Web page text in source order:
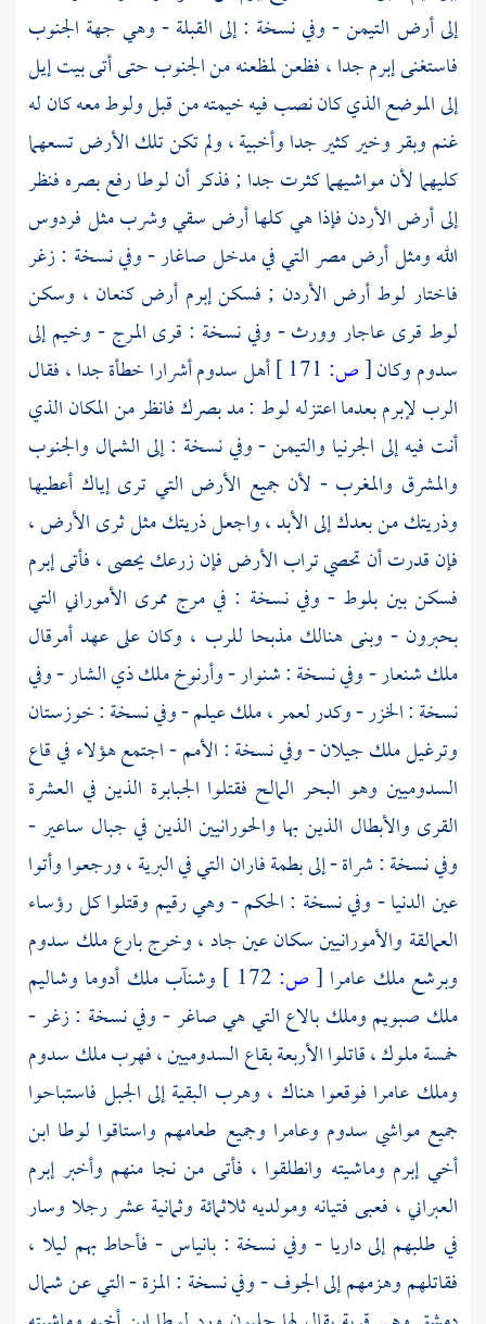
إلى أرض التيمن - وفي نسخة : إلى القبلة - وهي جهة الجنوب
فاستغنىإبرمجدا ، فظعن لمظعنه من الجنوب حتى أتى بيت إيل
إلى الموضع الذي كان نصب فيه خيمته من قبلولوطمعه كان له
غنم وبقر وخير كثير جدا وأخبية ، ولم تكن تلك الأرض تسعهما
كليهما لأن مواشيهما كثرت جدا ; فذكر أنلوطارفع بصره فنظر
إلى أرضالأردنفإذا هي كلها أرض سقي وشرب مثل فردوس
الله ومثل أرضمصرالتي في مدخل صاغار - وفي نسخة : زغر
فاختار لوطأرضالأردن ; فسكنإبرم أرض كنعان ، وسكن
لوط قرى عاجار وورث - وفي نسخة : قرى المرج - وخيم إلى
سدوموكان[ص: أهلسدومأشرارا خطأة جدا ، فقال
الربلإبرمبعدما اعتزلهلوط : مد بصرك فانظر من المكان الذي
أنت فيه إلى الجرنيا والتيمن - وفي نسخة : إلى الشمال والجنوب
والمشرق والمغرب - لأن جميع الأرض التي ترى إياك أعطيها
وذريتك من بعدك إلى الأبد ، واجعل ذريتك مثل ثرى الأرض ،
فإن قدرت أن تحصي تراب الأرض فإن زرعك يحصى ، فأتىإبرم
فسكن بين بلوط - وفي نسخة : في مرج ممرى الأموراني التي
بحبرون - وبنى هنالك مذبحا للرب ، وكان على عهدأمرقال
ملك شنعار - وفي نسخة : شنوار -وأرنوخملك ذي الشار - وفي
نسخة : الخزر - وكدر لعمر ، ملك عيلم - وفي نسخة :خوزستان
وترغيلملك جيلان - وفي نسخة : الأمم - اجتمع هؤلاء في قاع
السدوميين وهو البحر المالح فقتلوا الجبابرة الذين في العشرة
القرى والأبطال الذين بها والحورانيين الذين في جبال ساعير -
وفي نسخة : شراة - إلى بطمة فاران التي في البرية ، ورجعوا وأتوا
عين الدنيا - وفي نسخة : الحكم - وهي رقيم وقتلوا كل رؤساء
العمالقة والأمورانيين سكان عين جاد ، وخرجبارعملك سدوم
وبرشعملك عامرا [ص: وشنآبملك أدوما وشاليم
ملك صبويم وملك بالاع التي هي صاغر - وفي نسخة : زغر -
خمسة ملوك ، قاتلوا الأربعة بقاع السدوميين ، فهرب ملكسدوم
وملك عامرا فوقعوا هناك ، وهرب البقية إلى الجبل فاستباحوا
جميع مواشي سدوم وعامرا وجميع طعامهم واستاقوا لوطا ابن
أخيإبرم وماشيته وانطلقوا ، فأتى من نجا منهم وأخبرإبرم
العبراني ، فعبى فتيانه ومولديه ثلاثمائة وثمانية عشر رجلا وسار
في طلبهم إلى داريا - وفي نسخة : بانياس - فأحاط بهم ليلا ،
فقاتلهم وهزمهم إلى الجوف - وفي نسخة : المزة - التي عن شمال